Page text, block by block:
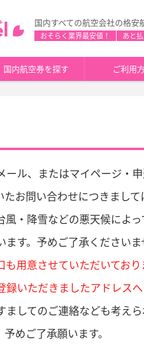
国内すべての航空会社の格安
おそらく業界最安値！ あと
国内航空券を探す ご利用
ール、またはマイページ・
たお問い合わせにつきまして
風・降雪などの悪天候によ
す。予めご了承くださいま
も用意させていただいてお
いただきましたアドレス
ましてのご連絡なども考え
めご了承願います。